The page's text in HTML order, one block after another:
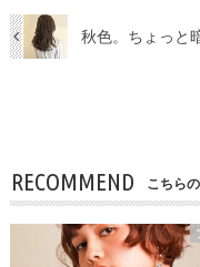
秋色。ちょっと
RECOMMEND こちら